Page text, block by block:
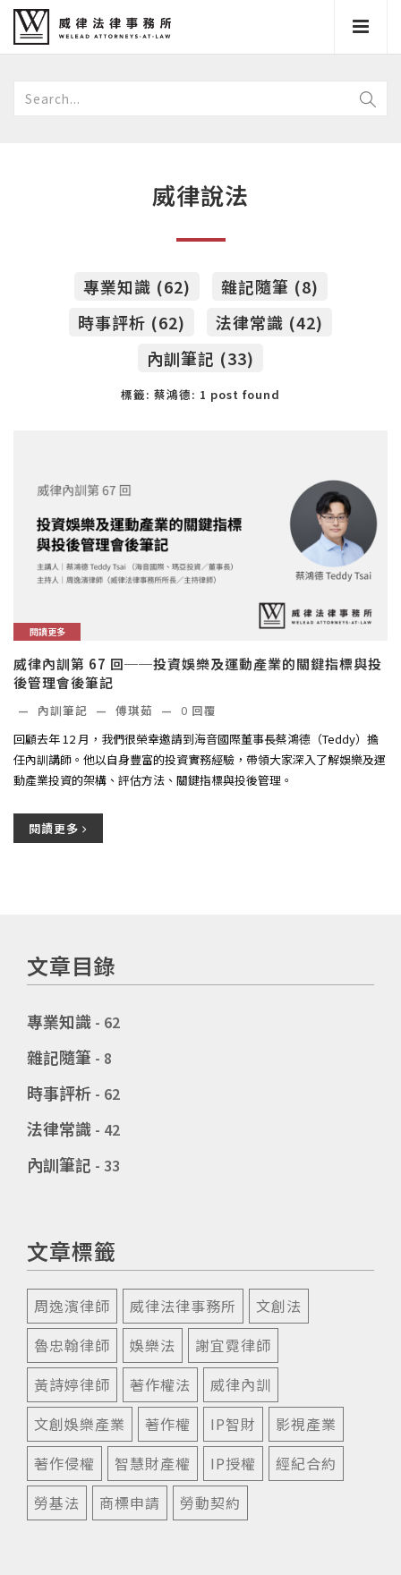
威律說法
專業知識 (62)
雜記隨筆 (8)
時事評析 (62)
法律常識 (42)
內訓筆記 (33)
標籤: 蔡鴻德: 1 post found
閱讀更多
威律內訓第 67 回──投資娛樂及運動產業的關鍵指標與投
後管理會後筆記
— 內訓筆記 — 傅琪茹 — 0 回覆
回顧去年 12 月，我們很榮幸邀請到海音國際董事長蔡鴻德（Teddy）擔
任內訓講師。他以自身豐富的投資實務經驗，帶領大家深入了解娛樂及運
動產業投資的架構、評估方法、關鍵指標與投後管理。
閱讀更多
文章目錄
專業知識 - 62
雜記隨筆 - 8
時事評析 - 62
法律常識 - 42
內訓筆記 - 33
文章標籤
周逸濱律師 威律法律事務所
文創法
魯忠翰律師
娛樂法
謝宜霓律師
黃詩婷律師
著作權法
威律內訓
文創娛樂產業
著作權 IP智財
影視產業
著作侵權
智慧財產權 IP授權
經紀合約
勞基法
商標申請 勞動契約